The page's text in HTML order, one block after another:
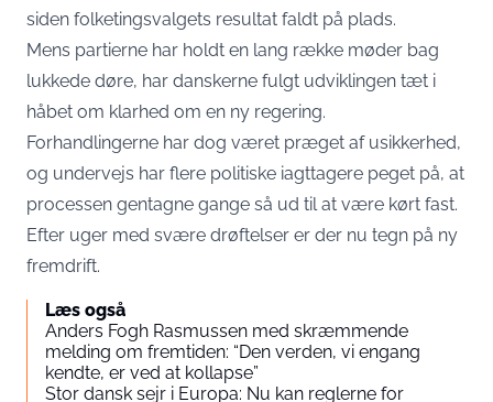
siden folketingsvalgets resultat faldt på plads.
Mens partierne har holdt en lang række møder bag
lukkede døre, har danskerne fulgt udviklingen tæt i
håbet om klarhed om en ny regering.
Forhandlingerne har dog været præget af usikkerhed,
og undervejs har flere politiske iagttagere peget på, at
processen gentagne gange så ud til at være kørt fast.
Efter uger med svære drøftelser er der nu tegn på ny
fremdrift.
Læs også
Anders Fogh Rasmussen med skræmmende
melding om fremtiden: “Den verden, vi engang
kendte, er ved at kollapse”
Stor dansk sejr i Europa: Nu kan reglerne for